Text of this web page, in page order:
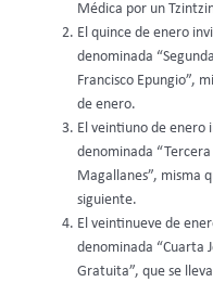
Médica por un
El quince de enero
denominada
Francisco Epungio”,
de enero.
El veintiuno de enero
denominada “Tercera
Magallanes”, misma
siguiente.
El veintinueve de
denominada “Cuarta
Gratuita”, que se